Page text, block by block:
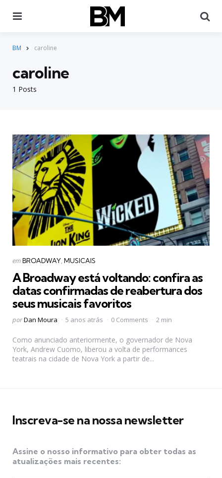
BM caroline
1 Posts
caroline
Categorias
Postado
emBROADWAY MUSICAIS
A Broadway está voltando: confira as
datas confirmadas de reabertura dos
seus musicais favoritos
Postado
porDan Moura 5 anos atrás 0 Comments 2 min
Como anunciado anteriormente, o governador de Nova
York, Andrew Cuomo, liberou a volta de performances
teatrais na cidade de Nova York a partir de...
Inscreva-se na nossa newsletter
Assine o nosso informativo para obter todas as
atualizações mais recentes: